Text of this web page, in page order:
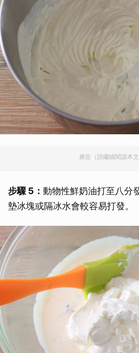
廣告（請繼續閱讀本文
步驟 5： 動物性鮮奶油打至八分
墊冰塊或隔冰水會較容易打發。